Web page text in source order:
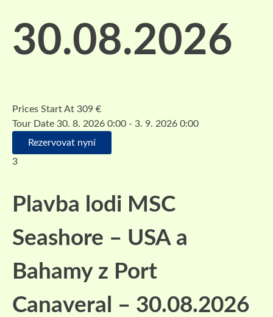
30.08.2026
Prices Start At 309 €
Tour Date 30. 8. 2026 0:00 - 3. 9. 2026 0:00
Rezervovat nyní
3
Plavba lodi MSC
Seashore – USA a
Bahamy z Port
Canaveral – 30.08.2026